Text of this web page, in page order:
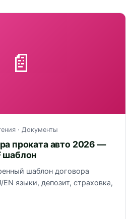
📄
· Документы
проката авто 2026 —
шаблон
шаблон договора
EN языки, депозит, страховка,